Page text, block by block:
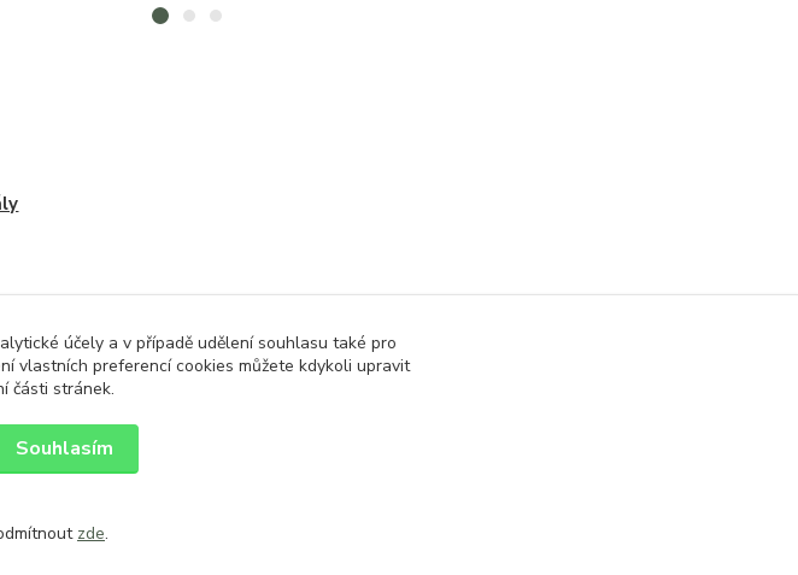
účely a v případě udělení souhlasu také pro
vlastních preferencí cookies můžete kdykoli upravit
části stránek.
Souhlasím
zde.